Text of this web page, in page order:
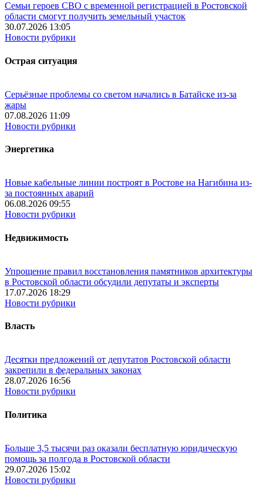
Семьи героев СВО с временной регистрацией в Ростовской
области смогут получить земельный участок
30.07.2026 13:05
Новости рубрики
Острая ситуация
Серьёзные проблемы со светом начались в Батайске из-за
жары
07.08.2026 11:09
Новости рубрики
Энергетика
Новые кабельные линии построят в Ростове на Нагибина из-
за постоянных аварий
06.08.2026 09:55
Новости рубрики
Недвижимость
Упрощение правил восстановления памятников архитектуры
в Ростовской области обсудили депутаты и эксперты
17.07.2026 18:29
Новости рубрики
Власть
Десятки предложений от депутатов Ростовской области
закрепили в федеральных законах
28.07.2026 16:56
Новости рубрики
Политика
Больше 3,5 тысячи раз оказали бесплатную юридическую
помощь за полгода в Ростовской области
29.07.2026 15:02
Новости рубрики